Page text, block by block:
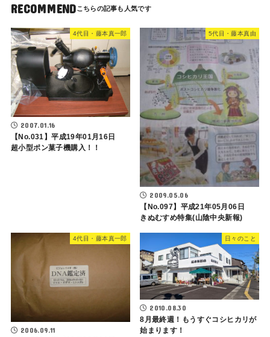
RECOMMEND
4代目・藤本真一郎
2007.01.16
【No.031】平成19年01月16日
超小型ポン菓子機購入！！
5代目・藤本真由
2009.05.06
【No.097】平成21年05月06日
きぬむすめ特集(山陰中央新報)
4代目・藤本真一郎
2006.09.11
日々のこと
2010.08.30
8月最終週！もうすぐコシヒカリが
始まります！